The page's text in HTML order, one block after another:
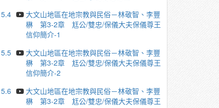
5.4
大文山地區在地宗教與民俗－林敬智、李豐
楙 第3-2章 尪公/雙忠/保儀大夫保儀尊王
信仰簡介-1
5.5
大文山地區在地宗教與民俗－林敬智、李豐
楙 第3-2章 尪公/雙忠/保儀大夫保儀尊王
信仰簡介-2
5.6
大文山地區在地宗教與民俗－林敬智、李豐
楙 第3-2章 尪公/雙忠/保儀大夫保儀尊王